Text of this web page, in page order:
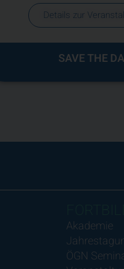
Details zur
SAVE THE
Akademie
ÖGN